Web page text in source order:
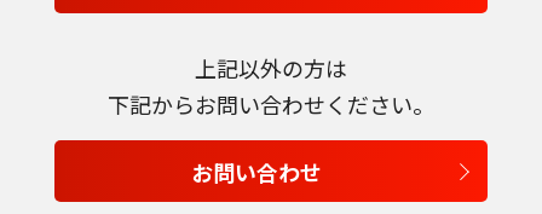
上記以外の方は
下記からお問い合わせください。
お問い合わせ